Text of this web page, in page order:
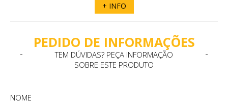
+ INFO
PEDIDO DE INFORMAÇÕES
TEM DÚVIDAS? PEÇA INFORMAÇÃO
SOBRE ESTE PRODUTO